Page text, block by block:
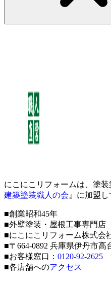
にこにこリフォームは、塗
建築塗装職人の会 』に加盟し
■創業昭和45年
■外壁塗装・屋根工事専門店
■にこにこリフォーム株式会
■〒664-0892 兵庫県伊丹市高
■お客様窓口： 0120-92-2625
■各店舗へのアクセス